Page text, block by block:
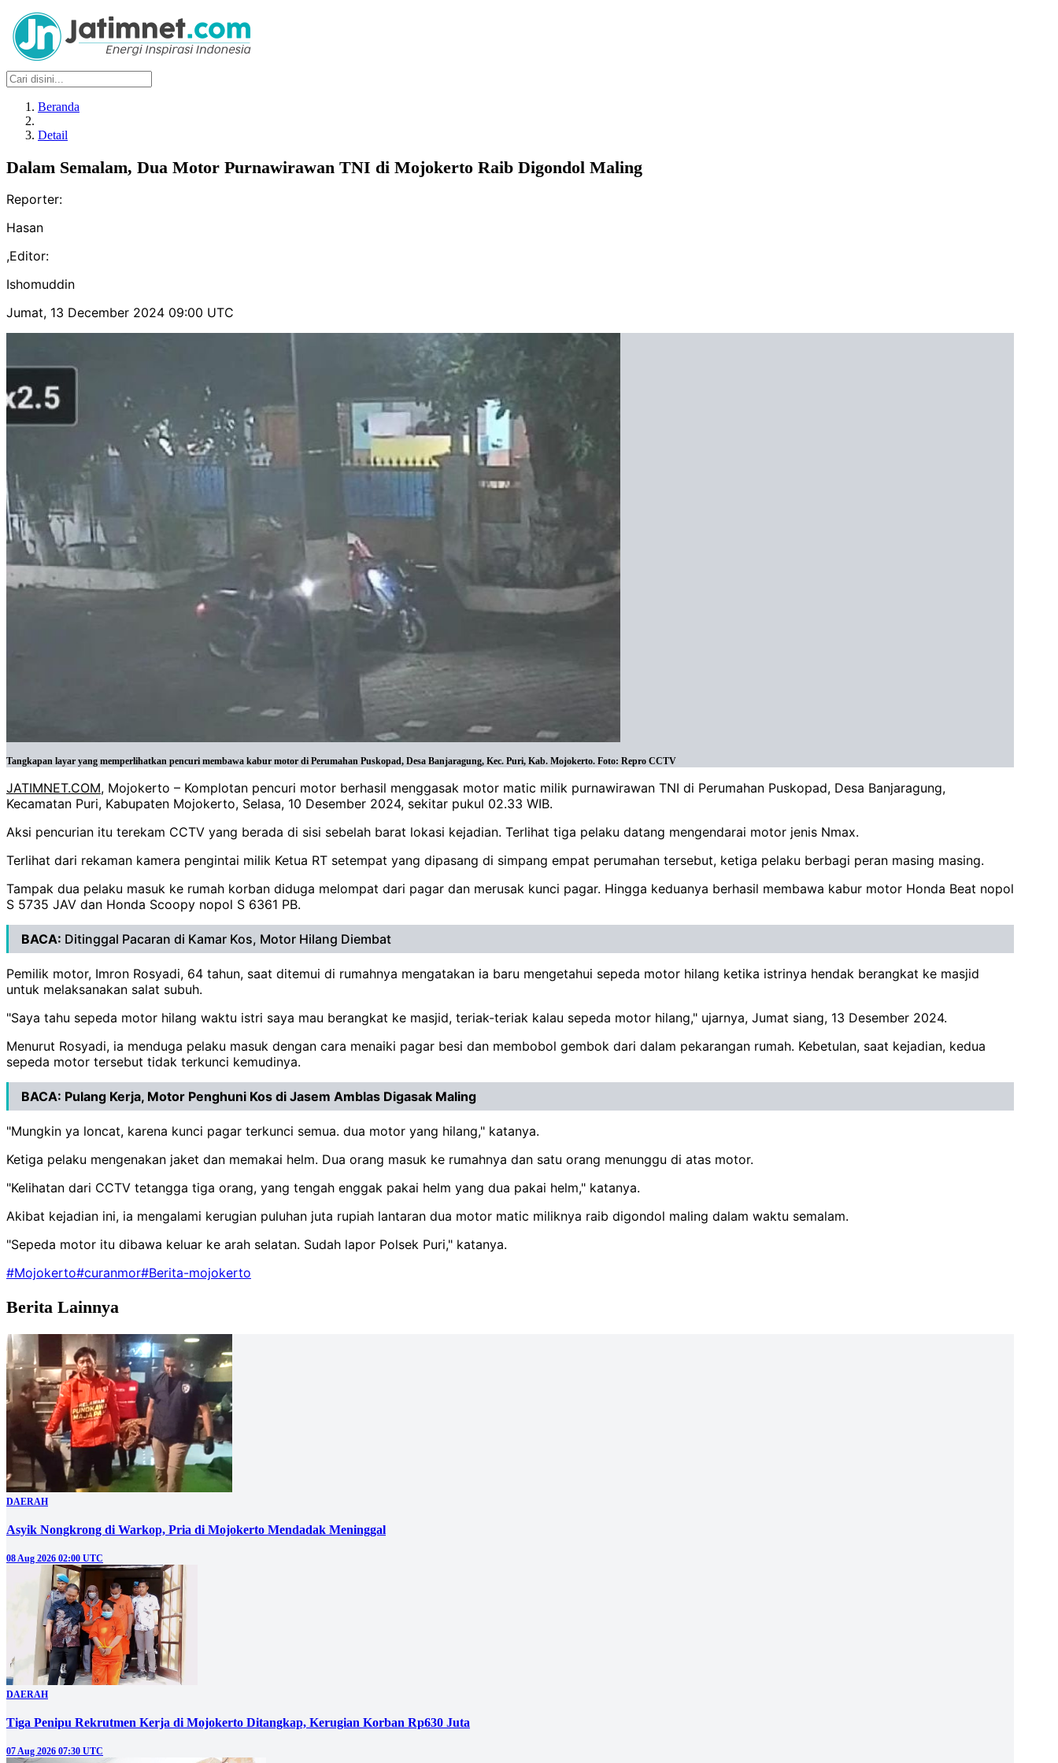
Beranda
Detail
Dalam Semalam, Dua Motor Purnawirawan TNI di Mojokerto Raib Digondol Maling
Reporter:
Hasan
,Editor:
Ishomuddin
Jumat, 13 December 2024 09:00 UTC
Tangkapan layar yang memperlihatkan pencuri membawa kabur motor di Perumahan Puskopad, Desa Banjaragung, Kec. Puri, Kab. Mojokerto. Foto: Repro CCTV
JATIMNET.COM, Mojokerto – Komplotan pencuri motor berhasil menggasak motor matic milik purnawirawan TNI di Perumahan Puskopad, Desa Banjaragung,
Kecamatan Puri, Kabupaten Mojokerto, Selasa, 10 Desember 2024, sekitar pukul 02.33 WIB.
Aksi pencurian itu terekam CCTV yang berada di sisi sebelah barat lokasi kejadian. Terlihat tiga pelaku datang mengendarai motor jenis Nmax.
Terlihat dari rekaman kamera pengintai milik Ketua RT setempat yang dipasang di simpang empat perumahan tersebut, ketiga pelaku berbagi peran masing masing.
Tampak dua pelaku masuk ke rumah korban diduga melompat dari pagar dan merusak kunci pagar. Hingga keduanya berhasil membawa kabur motor Honda Beat nopol
S 5735 JAV dan Honda Scoopy nopol S 6361 PB.
BACA: Ditinggal Pacaran di Kamar Kos, Motor Hilang Diembat
Pemilik motor, Imron Rosyadi, 64 tahun, saat ditemui di rumahnya mengatakan ia baru mengetahui sepeda motor hilang ketika istrinya hendak berangkat ke masjid
untuk melaksanakan salat subuh.
"Saya tahu sepeda motor hilang waktu istri saya mau berangkat ke masjid, teriak-teriak kalau sepeda motor hilang," ujarnya, Jumat siang, 13 Desember 2024.
Menurut Rosyadi, ia menduga pelaku masuk dengan cara menaiki pagar besi dan membobol gembok dari dalam pekarangan rumah. Kebetulan, saat kejadian, kedua
sepeda motor tersebut tidak terkunci kemudinya.
BACA: Pulang Kerja, Motor Penghuni Kos di Jasem Amblas Digasak Maling
"Mungkin ya loncat, karena kunci pagar terkunci semua. dua motor yang hilang," katanya.
Ketiga pelaku mengenakan jaket dan memakai helm. Dua orang masuk ke rumahnya dan satu orang menunggu di atas motor.
"Kelihatan dari CCTV tetangga tiga orang, yang tengah enggak pakai helm yang dua pakai helm," katanya.
Akibat kejadian ini, ia mengalami kerugian puluhan juta rupiah lantaran dua motor matic miliknya raib digondol maling dalam waktu semalam.
"Sepeda motor itu dibawa keluar ke arah selatan. Sudah lapor Polsek Puri," katanya.
#Mojokerto#curanmor#Berita-mojokerto
Berita Lainnya
DAERAH
Asyik Nongkrong di Warkop, Pria di Mojokerto Mendadak Meninggal
08 Aug 2026 02:00 UTC
DAERAH
Tiga Penipu Rekrutmen Kerja di Mojokerto Ditangkap, Kerugian Korban Rp630 Juta
07 Aug 2026 07:30 UTC